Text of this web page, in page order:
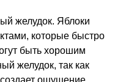
желудок. Яблоки
которые быстро
быть хорошим
желудок, так как
создает ощущение